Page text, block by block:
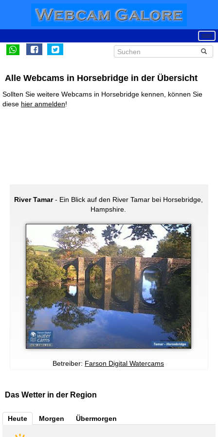
Alle Webcams in Horsebridge in der Übersicht
Sollten Sie weitere Webcams in Horsebridge kennen, können Sie
diese hier anmelden!
River Tamar- Ein Blick auf den River Tamar bei Horsebridge,
Hampshire.
Betreiber: Farson Digital Watercams
Das Wetter in der Region
Heute Morgen Übermorgen